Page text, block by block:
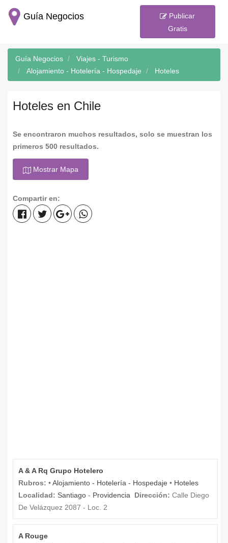
Guía Negocios
Publicar
Gratis
Guía Negocios
Viajes - Turismo
Alojamiento - Hotelería - Hospedaje
Hoteles
Hoteles en Chile
Se encontraron muchos resultados, solo se muestran los
primeros 500 resultados.
Mostrar Mapa
Compartir en:
A & A Rq Grupo Hotelero
Rubros: •Alojamiento - Hotelería - Hospedaje • Hoteles
Localidad: Santiago - Providencia Dirección: Calle Diego
De Velázquez 2087 - Loc. 2
A Rouge